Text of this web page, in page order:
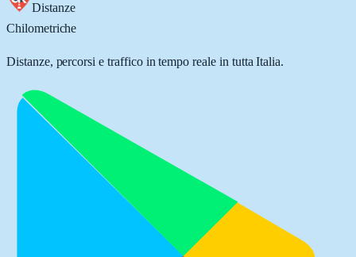
Distanze
Chilometriche
Distanze, percorsi e traffico in tempo reale in tutta Italia.